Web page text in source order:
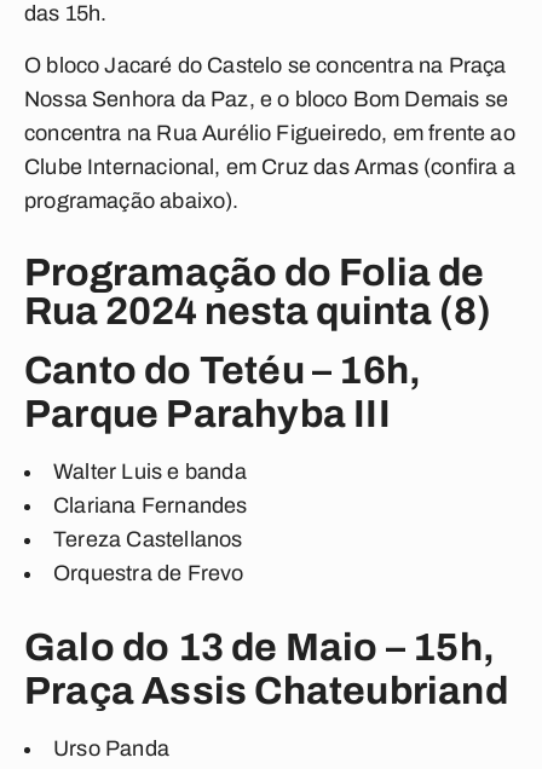
das 15h.
O bloco Jacaré do Castelo se concentra na Praça
Nossa Senhora da Paz, e o bloco Bom Demais se
concentra na Rua Aurélio Figueiredo, em frente ao
Clube Internacional, em Cruz das Armas (confira a
programação abaixo).
Programação do Folia de
Rua 2024 nesta quinta (8)
Canto do Tetéu – 16h,
Parque Parahyba III
Walter Luis e banda
Clariana Fernandes
Tereza Castellanos
Orquestra de Frevo
Galo do 13 de Maio – 15h,
Praça Assis Chateubriand
Urso Panda